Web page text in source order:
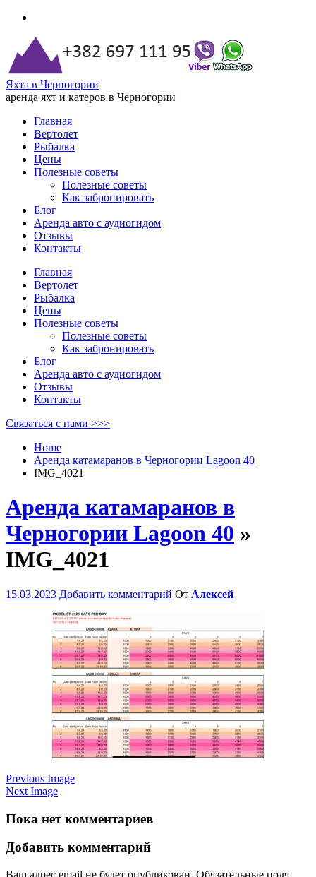
Яхта в Черногории
аренда яхт и катеров в Черногории
Главная
Вертолет
Рыбалка
Цены
Полезные советы
Полезные советы
Как забронировать
Блог
Аренда авто с аудиогидом
Отзывы
Контакты
Главная
Вертолет
Рыбалка
Цены
Полезные советы
Полезные советы
Как забронировать
Блог
Аренда авто с аудиогидом
Отзывы
Контакты
Связаться с нами >>>
Home
Аренда катамаранов в Черногории Lagoon 40
IMG_4021
Аренда катамаранов в
Черногории Lagoon 40 »
IMG_4021
15.03.2023 Добавить комментарий От Алексей
Previous Image
Next Image
Пока нет комментариев
Добавить комментарий
Ваш адрес email не будет опубликован. Обязательные поля